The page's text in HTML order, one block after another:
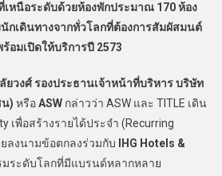
หนือระดับด้วยห้องพักประมาณ 170ห้อง
กเดินทางจากทั่วโลกที่ต้องการสัมผัสมนต์
ร้อมเปิดให้บริการปี 2573
วงศ์ รองประธานเจ้าหน้าที่บริหาร บริษัท
น) หรือASW กล่าวว่า ASW และ TITLE เดิน
เพื่อสร้างรายได้ประจำ (Recurring
ยลงนามข้อตกลงร่วมกับ
IHG Hotels &
มระดับโลกที่มีแบรนด์หลากหลาย